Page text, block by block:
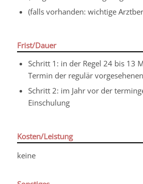
(falls vorhanden: wichtige
Frist/Dauer
Schritt 1: in der Regel 24 bis 13
Termin der regulär
Schritt 2: im Jahr vor der
Einschulung
Kosten/Leistung
keine